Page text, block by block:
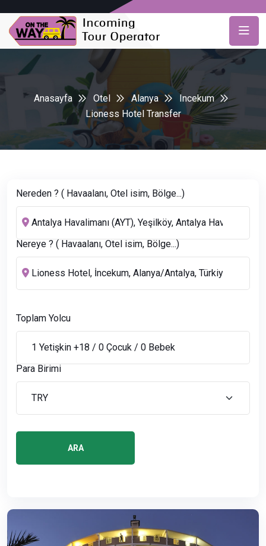
Anasayfa Otel Alanya
Incekum
Lioness Hotel Transfer
Nereden ? ( Havaalanı, Otel isim, Bölge...)
Nereye ? ( Havaalanı, Otel isim, Bölge...)
Toplam Yolcu
Para Birimi
ARA